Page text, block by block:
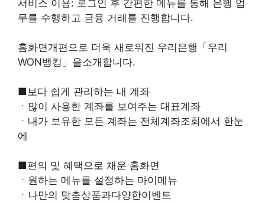
서비스 이용: 로그인 후 간편한 메뉴를 통해 은행 업
무를 수행하고 금융 거래를 진행합니다.
홈화면개편으로 더욱 새로워진 우리은행「우리
WON뱅킹」을소개합니다.
■보다 쉽게 관리하는 내 계좌
ㆍ많이 사용한 계좌를 보여주는 대표계좌
ㆍ내가 보유한 모든 계좌는 전체계좌조회에서 한눈
에
■편의 및 혜택으로 채운 홈화면
ㆍ원하는 메뉴를 설정하는 마이메뉴
ㆍ나만의 맞춤상품과다양한이벤트